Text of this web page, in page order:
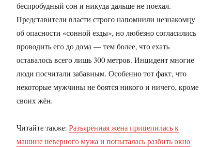
беспробудный сон и никуда дальше не поехал.
Представители власти строго напомнили незнакомцу
об опасности «сонной езды», но любезно согласились
проводить его до дома — тем более, что ехать
оставалось всего лишь 300 метров. Инцидент многие
люди посчитали забавным. Особенно тот факт, что
некоторые мужчины не боятся никого и ничего, кроме
своих жён.
Читайте также:Разъярённая жена прицепилась к
машине неверного мужа и попыталась разбить окно